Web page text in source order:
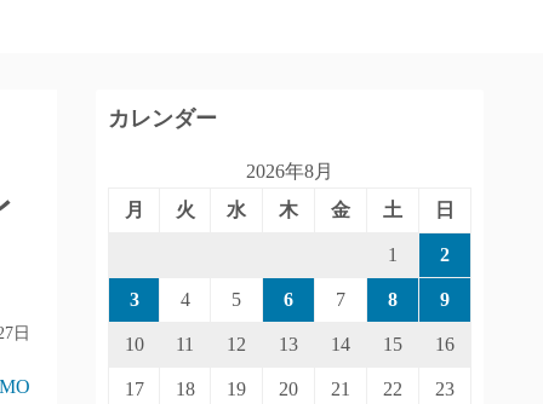
日
カレンダー
2026年8月
月
火 水 木 金 土 日
1 2
3 4 5 6 7 8 9
10 11 12 13 14 15 16
17 18 19 20 21 22 23